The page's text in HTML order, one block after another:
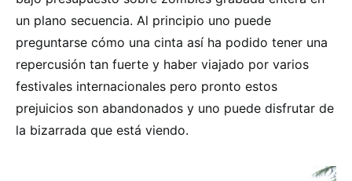
un plano secuencia. Al principio uno puede
preguntarse cómo una cinta así ha podido tener una
repercusión tan fuerte y haber viajado por varios
festivales internacionales pero pronto estos
prejuicios son abandonados y uno puede disfrutar de
la bizarrada que está viendo.